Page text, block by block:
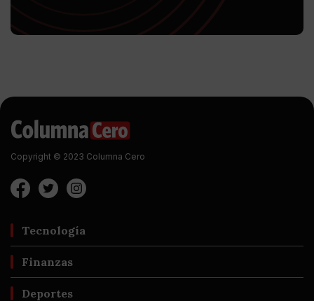
Copyright © 2023 Columna Cero
Tecnología
Finanzas
Deportes